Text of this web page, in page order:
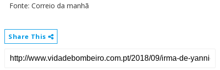
Fonte: Correio da manhã
Share This